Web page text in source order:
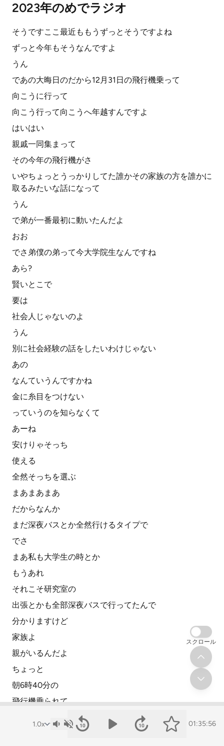
2023年のめでラジオ
そうですここ最近ももうずっとそうですよね
ずっと今年もそうなんですよ
うん
であの大晦日のだから12月31日の飛行機乗って
向こうに行って
向こう行って向こうへ年越すんですよ
はいはい
親戚一同集まって
その今年の飛行機がさ
いやちょっとうっかりしてた誰かその家族の方を誰かに
取るみたいな話になって
うん
で弟が一番最初に動いたんだよ
おお
でさ弟僕の弟って今大学院生なんですね
あら?
賢いとこで
要は
社会人じゃないのよ
うん
別に社会経験の話をしたいわけじゃない
あの
なんていうんですかね
金に糸目をつけない
っていうのを知らなくて
あーね
安けりゃそっち
使える
全然そっちを選ぶ
まあまあまあ
だからなんか
まだ深夜バスとか全然行けるタイプで
でさ
まあ私も大学生の時とか
もうあれ
それこそ研究室の
出張とかも全部深夜バスで行ってたんで
分かりますけど
家族よ
親がいるんだよ
ちょっと
朝6時40分の
飛行機乗られて
01:35:56
スクロール